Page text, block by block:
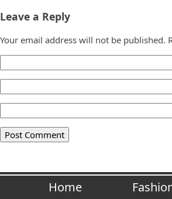
Leave a Reply
Your email address will not be published.
Home